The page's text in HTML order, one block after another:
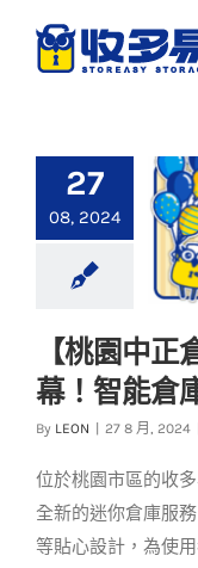
27
08, 2024
【桃園中
幕！智能倉
By LEON 27 8 月, 2024
位於桃園市區的收
全新的迷你倉庫服
等貼心設計，為使